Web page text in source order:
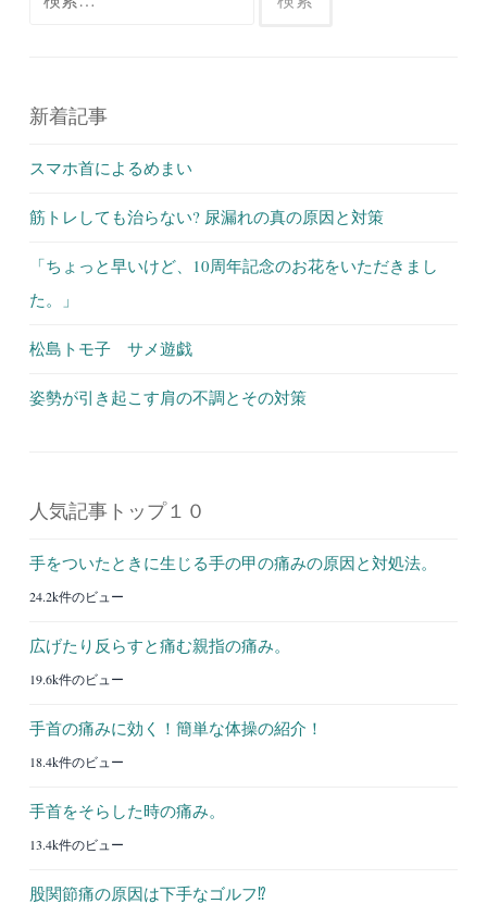
新着記事
スマホ首によるめまい
筋トレしても治らない? 尿漏れの真の原因と対策
「ちょっと早いけど、10周年記念のお花をいただきまし
た。」
松島トモ子 サメ遊戯
姿勢が引き起こす肩の不調とその対策
人気記事トップ１０
手をついたときに生じる手の甲の痛みの原因と対処法。
24.2k件のビュー
広げたり反らすと痛む親指の痛み。
19.6k件のビュー
手首の痛みに効く！簡単な体操の紹介！
18.4k件のビュー
手首をそらした時の痛み。
13.4k件のビュー
股関節痛の原因は下手なゴルフ⁉︎